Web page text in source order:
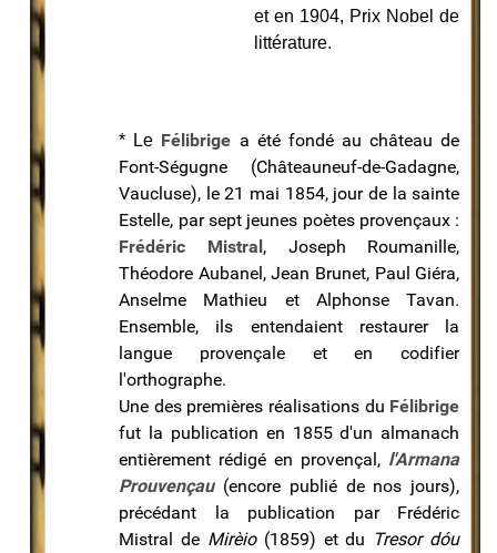
et en 1904, Prix Nobel de
littérature.
* Le Félibrige a été fondé au château de
Font-Ségugne (Châteauneuf-de-Gadagne,
Vaucluse), le 21 mai 1854, jour de la sainte
Estelle, par sept jeunes poètes provençaux :
Frédéric Mistral, Joseph Roumanille,
Théodore Aubanel, Jean Brunet, Paul Giéra,
Anselme Mathieu et Alphonse Tavan.
Ensemble, ils entendaient restaurer la
langue provençale et en codifier
l'orthographe.
Une des premières réalisations du Félibrige
fut la publication en 1855 d'un almanach
entièrement rédigé en provençal, l'Armana
Prouvençau(encore publié de nos jours),
précédant la publication par Frédéric
Mistral de Mirèio(1859) et du Tresor dóu